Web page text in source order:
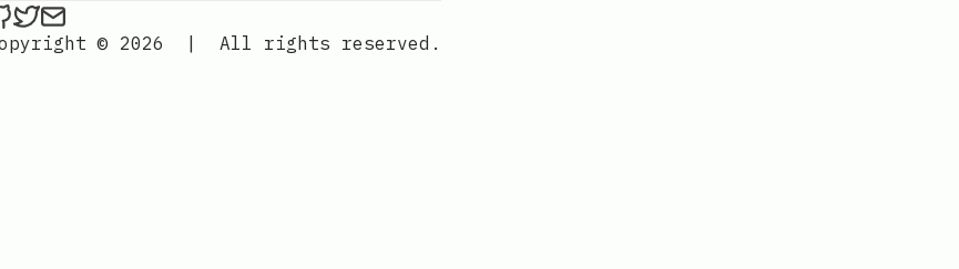
ethan4768 on Github
ethan4768 on Twitter
© 2026
| All rights reserved.